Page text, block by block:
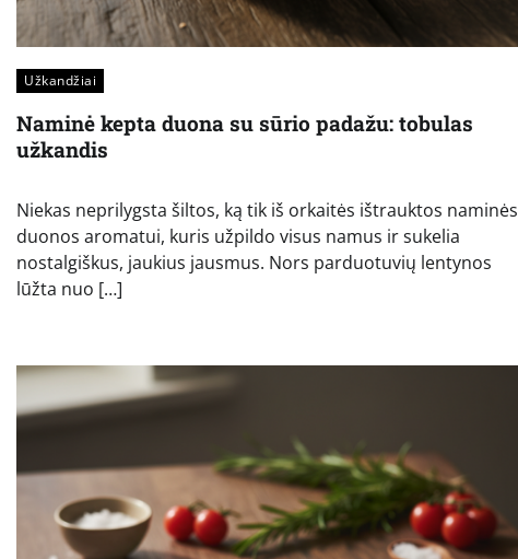
Užkandžiai
Naminė kepta duona su sūrio padažu: tobulas
užkandis
Niekas neprilygsta šiltos, ką tik iš orkaitės ištrauktos naminės
duonos aromatui, kuris užpildo visus namus ir sukelia
nostalgiškus, jaukius jausmus. Nors parduotuvių lentynos
lūžta nuo […]